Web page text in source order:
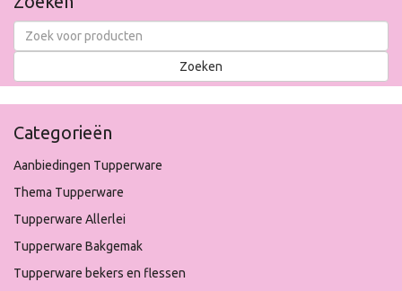
Categorieën
Aanbiedingen Tupperware
Thema Tupperware
Tupperware Allerlei
Tupperware Bakgemak
Tupperware bekers en flessen